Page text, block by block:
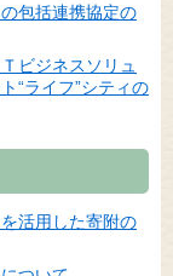
包括連携協定の
ビジネスソリュ
“ライフ”シティの
活用した寄附の